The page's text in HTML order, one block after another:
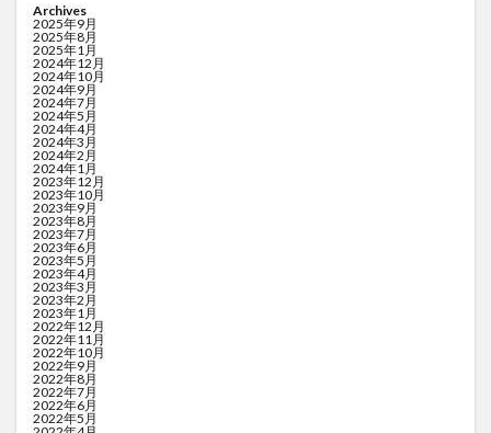
Archives
2025年9月
2025年8月
2025年1月
2024年12月
2024年10月
2024年9月
2024年7月
2024年5月
2024年4月
2024年3月
2024年2月
2024年1月
2023年12月
2023年10月
2023年9月
2023年8月
2023年7月
2023年6月
2023年5月
2023年4月
2023年3月
2023年2月
2023年1月
2022年12月
2022年11月
2022年10月
2022年9月
2022年8月
2022年7月
2022年6月
2022年5月